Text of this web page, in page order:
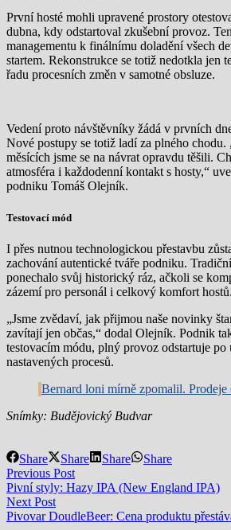
První hosté mohli upravené prostory
dubna, kdy odstartoval zkušební provoz.
managementu k finálnímu doladění všech
startem. Rekonstrukce se totiž nedotkla jen
řadu procesních změn v samotné obsluze.
Vedení proto návštěvníky žádá v prvních
Nové postupy se totiž ladí za plného chodu.
měsících jsme se na návrat opravdu těšili.
atmosféra i každodenní kontakt s hosty,“
podniku Tomáš Olejník.
Testovací mód
I přes nutnou technologickou přestavbu
zachování autentické tváře podniku.
ponechalo svůj historický ráz, ačkoli se
zázemí pro personál i celkový komfort hostů.
„Jsme zvědaví, jak přijmou naše novinky
zavítají jen občas,“ dodal Olejník. Podnik
testovacím módu, plný provoz odstartuje po
nastavených procesů.
Bernard loni mírně zpomalil.
Snímky: Budějovický Budvar
Share Share Share Share
Navigace
pro
příspěvek
Previous PostPrevious
post:
Pivní styly: Hazy IPA (New England IPA)
Next PostNext
post:
Pivovar DoudleBeer: Cena produktu